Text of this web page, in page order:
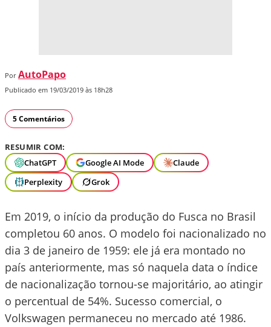
Por AutoPapo
Publicado em 19/03/2019 às 18h28
5 Comentários
RESUMIR COM:
ChatGPT
Google AI Mode
Claude
Perplexity
Grok
Em 2019, o início da produção do Fusca no Brasil
completou 60 anos. O modelo foi nacionalizado no
dia 3 de janeiro de 1959: ele já era montado no
país anteriormente, mas só naquela data o índice
de nacionalização tornou-se majoritário, ao atingir
o percentual de 54%. Sucesso comercial, o
Volkswagen permaneceu no mercado até 1986.